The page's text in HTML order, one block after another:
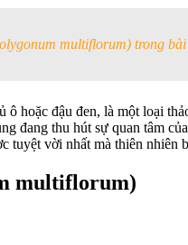
multiflorum) trong
hoặc đậu đen, là một loại
đang thu hút sự quan tâm
tuyệt vời nhất mà thiên nhiên
multiflorum)